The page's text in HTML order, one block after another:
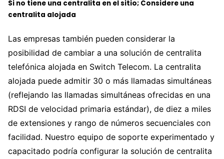
Si no tiene una centralita en el sitio; Considere una
centralita alojada
Las empresas también pueden considerar la
posibilidad de cambiar a una solución de centralita
telefónica alojada en Switch Telecom. La centralita
alojada puede admitir 30 o más llamadas simultáneas
(reflejando las llamadas simultáneas ofrecidas en una
RDSI de velocidad primaria estándar), de diez a miles
de extensiones y rango de números secuenciales con
facilidad. Nuestro equipo de soporte experimentado y
capacitado podría configurar la solución de centralita